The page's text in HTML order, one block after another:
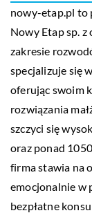
nowy-etap.pl to
Nowy Etapsp. z
zakresie
specjalizuje się
oferując swoim
rozwiązania
szczyci się
oraz ponad
firma stawia na
emocjonalnie w
bezpłatne